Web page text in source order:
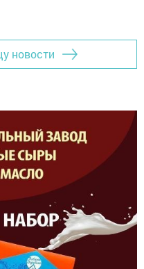
новости